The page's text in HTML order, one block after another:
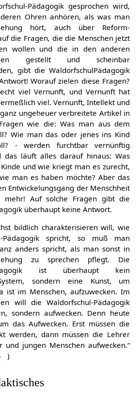
Pädagogik gesprochen wird,
Ohren anhören, als was man
hört, auch über Reform-
die Fragen, die die Menschen jetzt
wollen und die in den anderen
gestellt und scheinbar
gibt die WaldorfschulPädagogik
Worauf zielen diese Fragen?
viel Vernunft, und Vernunft hat
viel. Vernunft, Intellekt und
ungeheuer verbreitete Artikel in
wie die: Was man aus dem
Wie man das oder jenes ins Kind
- werden furchtbar vernünftig
das läuft alles darauf hinaus: Was
und wie kriegt man es zurecht,
man es haben möchte? Aber das
Entwickelungsgang der Menschheit
mehr! Auf solche Fragen gibt die
überhaupt keine Antwort.
bildlich charakterisieren will, wie
Pädagogik spricht, so muß man
anders spricht, als man sonst in
zu sprechen pflegt. Die
ist überhaupt kein
sondern eine Kunst, um
ist im Menschen, aufzuwecken. Im
will die Waldorfschul-Pädagogik
sondern aufwecken. Denn heute
das Aufwecken. Erst müssen die
werden, dann müssen die Lehrer
und jungen Menschen aufwecken.“
)